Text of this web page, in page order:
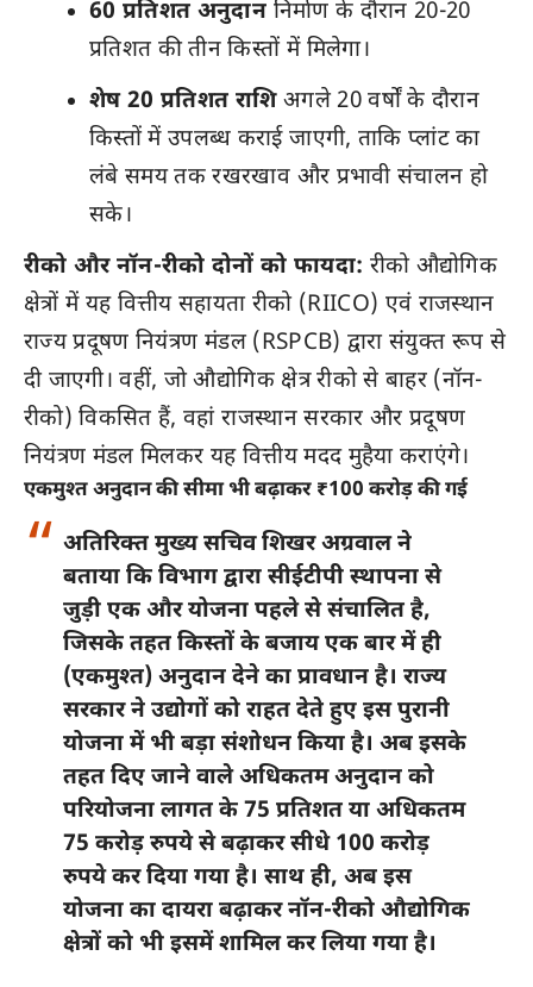
60 प्रतिशत अनुदान निर्माण के दौरान 20-20
प्रतिशत की तीन किस्तों में मिलेगा।
शेष 20 प्रतिशत राशिअगले 20 वर्षों के दौरान
किस्तों में उपलब्ध कराई जाएगी, ताकि प्लांट का
लंबे समय तक रखरखाव और प्रभावी संचालन हो
सके।
रीको और नॉन-रीको दोनों को फायदा: रीको औद्योगिक
क्षेत्रों में यह वित्तीय सहायता रीको (RIICO) एवं राजस्थान
राज्य प्रदूषण नियंत्रण मंडल (RSPCB) द्वारा संयुक्त रूप से
दी जाएगी। वहीं, जो औद्योगिक क्षेत्र रीको से बाहर (नॉन-
रीको) विकसित हैं, वहां राजस्थान सरकार और प्रदूषण
नियंत्रण मंडल मिलकर यह वित्तीय मदद मुहैया कराएंगे।
एकमुश्त अनुदान की सीमा भी बढ़ाकर ₹100 करोड़ की गई
अतिरिक्त मुख्य सचिव शिखर अग्रवाल ने
बताया कि विभाग द्वारा सीईटीपी स्थापना से
जुड़ी एक और योजना पहले से संचालित है,
जिसके तहत किस्तों के बजाय एक बार में ही
(एकमुश्त) अनुदान देने का प्रावधान है। राज्य
सरकार ने उद्योगों को राहत देते हुए इस पुरानी
योजना में भी बड़ा संशोधन किया है। अब इसके
तहत दिए जाने वाले अधिकतम अनुदान को
परियोजना लागत के 75 प्रतिशत या अधिकतम
75 करोड़ रुपये से बढ़ाकर सीधे 100 करोड़
रुपयेकर दिया गया है। साथ ही, अब इस
योजना का दायरा बढ़ाकर नॉन-रीको औद्योगिक
क्षेत्रों को भी इसमें शामिल कर लिया गया है।